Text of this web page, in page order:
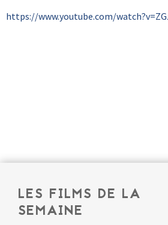
https://www.youtube.com/
LES FILMS DE LA
SEMAINE